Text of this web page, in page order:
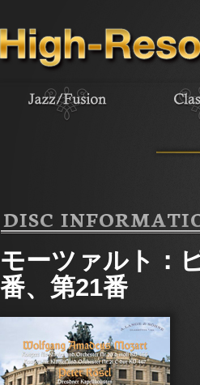
DISC
モーツァルト：
番、第21番